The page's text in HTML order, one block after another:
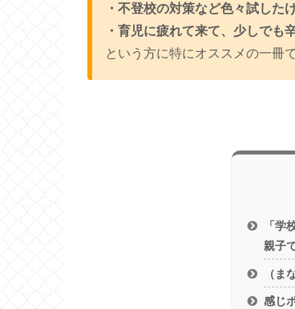
・不登校の対策など色々試した
・育児に疲れて来て、少しでも
という方に特にオススメの一冊で
「学
親子
（ま
感じ